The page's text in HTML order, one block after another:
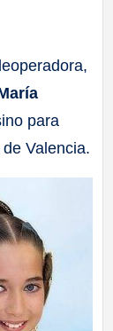
para
Valencia.